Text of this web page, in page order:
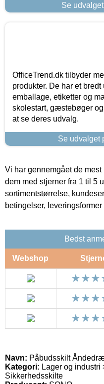
Se
OfficeTrend.dk tilbyder
produkter. De har et
emballage, etiketter og
skolestart, gæstebøger
at se deres udvalg.
Se udvalget
Vi har gennemgået de
dem med stjerner fra 1 til 5
sortimentstørrelse,
betingelser,
Bedst
Webshop
Navn: Påbudsskilt
Kategori: Lager og
Sikkerhedsskilte